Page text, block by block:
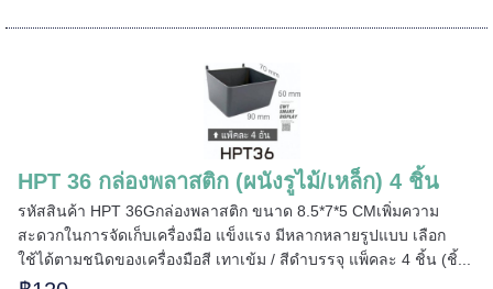
HPT 36 กล่องพลาสติก (ผนังรูไม้/เหล็ก) 4 ชิ้น
รหัสสินค้า HPT 36Gกล่องพลาสติก ขนาด 8.5*7*5 CMเพิ่มความ
สะดวกในการจัดเก็บเครื่องมือ แข็งแรง มีหลากหลายรูปแบบ เลือก
ใช้ได้ตามชนิดของเครื่องมือสี เทาเข้ม / สีดำบรรจุ แพ็คละ 4 ชิ้น (ชิ้...